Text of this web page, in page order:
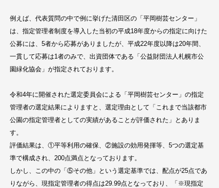
例えば、代表質問の中で例に挙げた清田区の「平岡樹芸センター」
は、指定管理者制度を導入した当初の平成18年度からの指定に向けた
公募には、5者から応募がありましたが、平成22年度以降は20年間、
一貫して応募は1者のみで、出資団体である「公益財団法人札幌市公
園緑化協会」が指定されております。
令和4年に開催された選定委員会による「平岡樹芸センター」の指定
管理者の選定結果によりますと、選定理由として「これまで当該都市
公園の指定管理者としての実績があることが評価された」とありま
す。
評価結果は、①平等利用の確保、②施設の効用発揮等、5つの選定基
準で構成され、200点満点となっております。
しかし、この中の「⑤その他」という選定基準では、配点が25点であ
りながら、現指定管理者の得点は29.99点となっており、「※現指定